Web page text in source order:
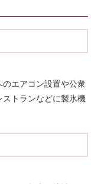
エアコン設置や公衆
ストランなどに製氷機